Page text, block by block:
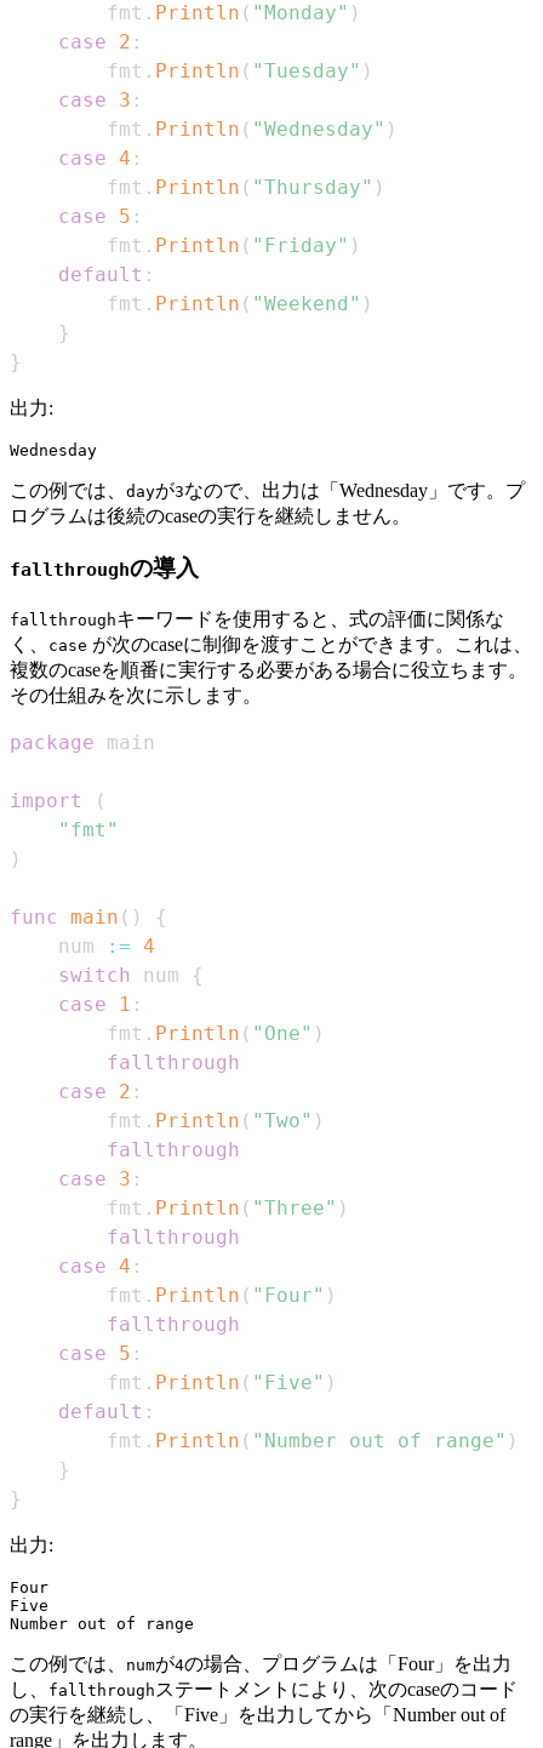
        fmt
. Println ( "Monday" )
case
2 :
        fmt
. Println ( "Tuesday" )
case
3 :
        fmt
. Println ( "Wednesday" )
case 4 :
        fmt
. Println ( "Thursday" )
case
5 :
        fmt
. Println ( "Friday" )
default :
        fmt
. Println ( "Weekend" )
}
}
出力:
この例では、 dayが3なので、出力は「Wednesday」です。プ
ログラムは後続のcaseの実行を継続しません。
fallthroughの導入
fallthroughキーワードを使用すると、式の評価に関係な
く、
case が次のcaseに制御を渡すことができます。これは、
複数のcaseを順番に実行する必要がある場合に役立ちます。
その仕組みを次に示します。
package
import
(
"fmt"
)
func main ( )
{
    num
:= 4
switch
num
{
case
1 :
        fmt
. Println ( "One" )
fallthrough
case
2 :
        fmt
. Println ( "Two" )
fallthrough
case
3 :
        fmt
. Println ( "Three" )
fallthrough
case 4 :
        fmt
. Println ( "Four" )
fallthrough
case
5 :
        fmt
. Println ( "Five" )
default :
        fmt
. Println ( "Number out of range" )
}
}
出力:
Four
Five
この例では、 numが4の場合、プログラムは「Four」を出力
し、
fallthrough ステートメントにより、次のcaseのコード
の実行を継続し、「Five」を出力してから「Number out of
range」を出力します。